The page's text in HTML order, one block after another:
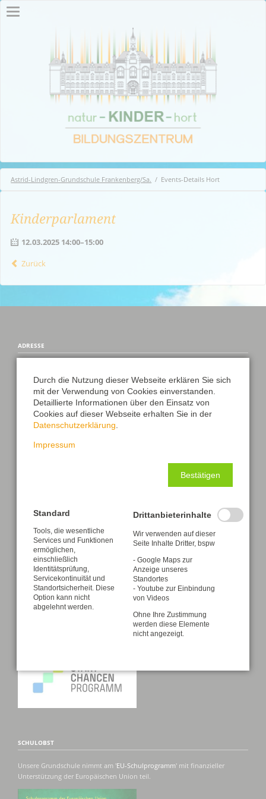
Astrid-Lindgren-Grundschule Frankenberg/Sa. Events-Details Hort
Kinderparlament
12.03.2025 14:00–15:00
Zurück
ADRESSE
Max-Kästner-Straße 21
09669 Frankenberg/Sa.
WICHTIGE LINKS
Kontakt/Impressum
Transparenzhinweis
Schulporträt
PUBLIZITÄTSNACHWEISE
SCHULOBST
Unsere Grundschule nimmt am 'EU-Schulprogramm' mit finanzieller
Unterstützung der Europäischen Union teil.
Durch die Nutzung dieser Webseite erklären Sie sich
mit der Verwendung von Cookies einverstanden.
Detaillierte Informationen über den Einsatz von
Cookies auf dieser Webseite erhalten Sie in der
Datenschutzerklärung
Impressum
Bestätigen
Standard
Tools, die wesentliche
Services und Funktionen
ermöglichen,
einschließlich
Identitätsprüfung,
Servicekontinuität und
Standortsicherheit. Diese
Option kann nicht
abgelehnt werden.
Drittanbieterinhalte
Wir verwenden auf dieser
Seite Inhalte Dritter, bspw
- Google Maps zur
Anzeige unseres
Standortes
- Youtube zur Einbindung
von Videos
Ohne Ihre Zustimmung
werden diese Elemente
nicht angezeigt.